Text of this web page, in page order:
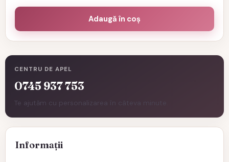
CENTRU DE APEL
0745 937 753
Te ajutăm cu personalizarea în câteva minute.
Informații
Adaugă în coș